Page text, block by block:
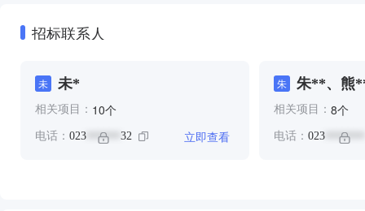
招标联系人
未 未*
相关项目： 10个
电话： 023 ****** 32 立即查看
朱 朱**、熊
相关项目： 8个
电话： 023*******